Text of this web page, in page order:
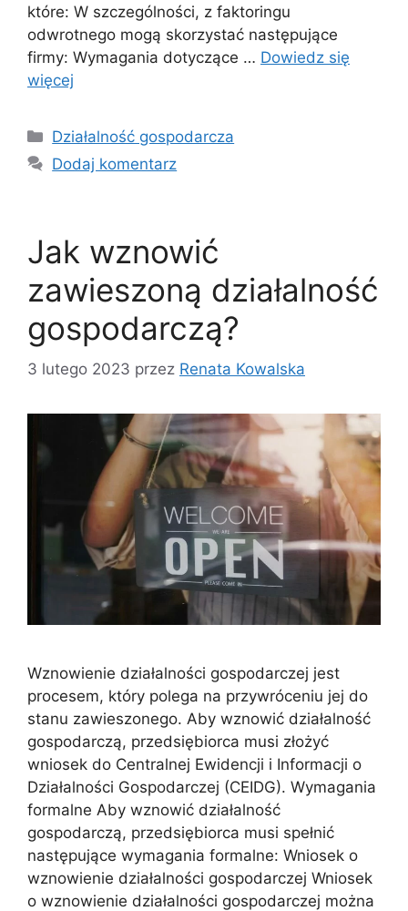
które: W szczególności, z faktoringu
odwrotnego mogą skorzystać następujące
firmy: Wymagania dotyczące … Dowiedz się
więcej
Kategorie
Działalność gospodarcza
Dodaj komentarz
Jak wznowić
zawieszoną działalność
gospodarczą?
3 lutego 2023 przez Renata Kowalska
Wznowienie działalności gospodarczej jest
procesem, który polega na przywróceniu jej do
stanu zawieszonego. Aby wznowić działalność
gospodarczą, przedsiębiorca musi złożyć
wniosek do Centralnej Ewidencji i Informacji o
Działalności Gospodarczej (CEIDG). Wymagania
formalne Aby wznowić działalność
gospodarczą, przedsiębiorca musi spełnić
następujące wymagania formalne: Wniosek o
wznowienie działalności gospodarczej Wniosek
o wznowienie działalności gospodarczej można